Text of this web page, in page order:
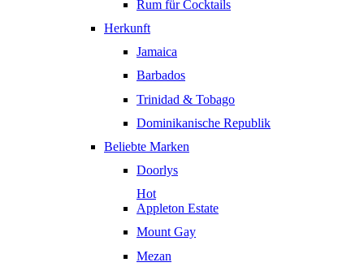
Rum für Cocktails
Herkunft
Jamaica
Barbados
Trinidad & Tobago
Dominikanische Republik
Beliebte Marken
Doorlys
Hot
Appleton Estate
Mount Gay
Mezan